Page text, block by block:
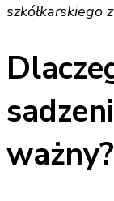
szkółkarskiego
ważny?